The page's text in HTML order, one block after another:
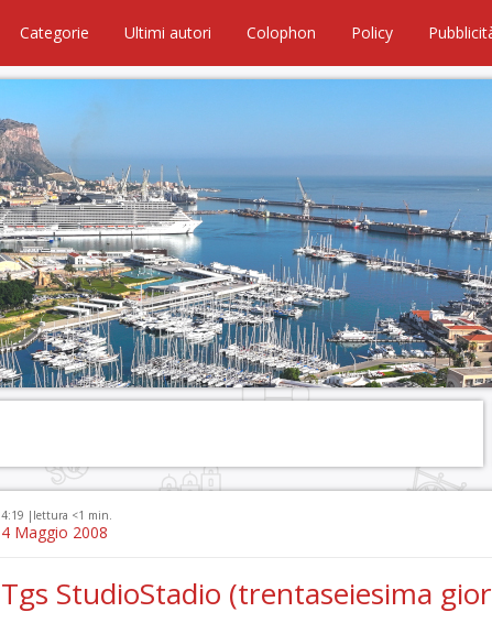
Categorie Ultimi autori Colophon Policy
4:19 | lettura <1 min.
4 Maggio 2008
Tgs StudioStadio (trentaseiesima